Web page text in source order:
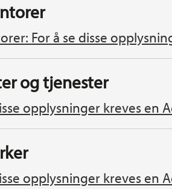
For å se disse
og tjenester
opplysninger kreves en
opplysninger kreves en